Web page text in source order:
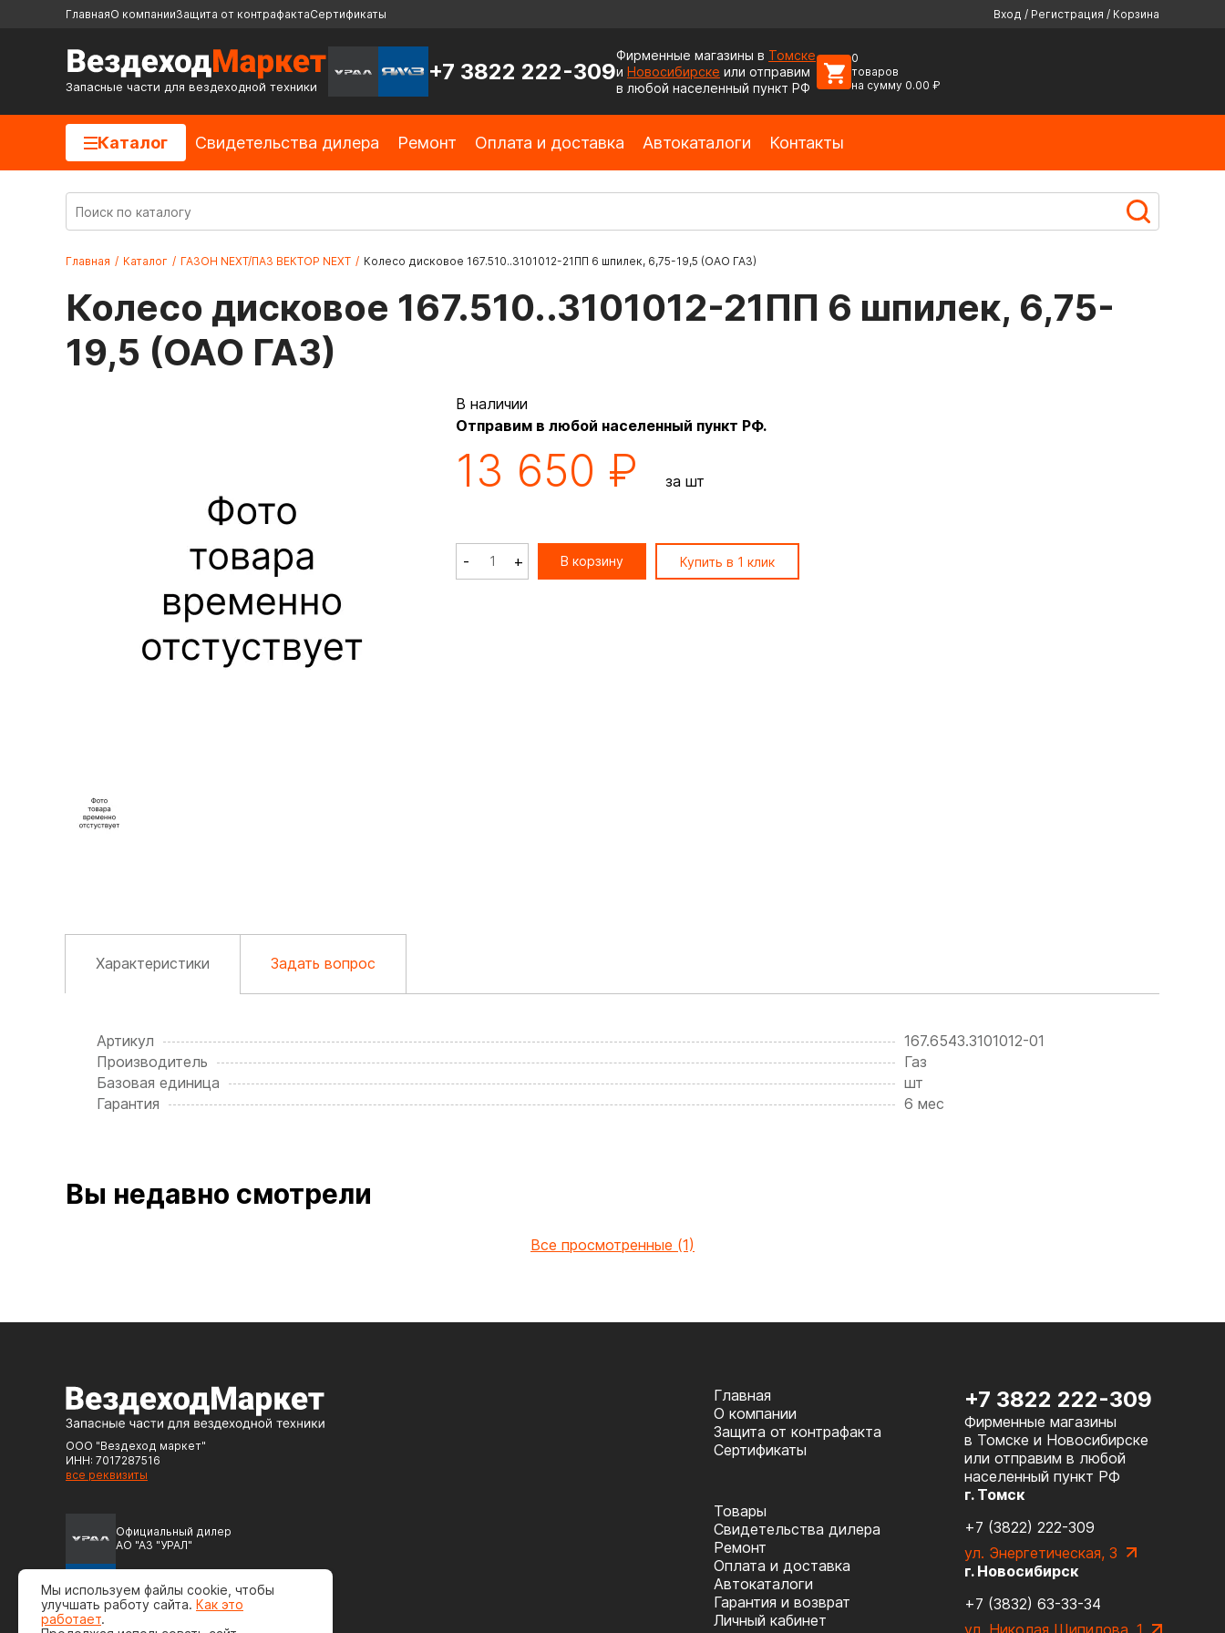
ГлавнаяО компанииЗащита от контрафактаСертификаты Вход / Регистрация / Корзина
Запасные части для вездеходной техники
+7 3822 222-309
Фирменные магазины в Томске
и Новосибирске или отправим
в любой населенный пункт РФ
0
товаров
на сумму 0.00 ₽
Каталог Cвидетельства дилера Ремонт Оплата и доставка Автокаталоги Контакты
Главная / Каталог / ГАЗОН NEXT/ПАЗ ВЕКТОР NEXT / Колесо дисковое 167.510..3101012-21ПП 6 шпилек, 6,75-19,5 (ОАО ГАЗ)
Колесо дисковое 167.510..3101012-21ПП 6 шпилек, 6,75-
19,5 (ОАО ГАЗ)
В наличии
Отправим в любой населенный пункт РФ.
13 650 ₽ за шт
- + В корзину Купить в 1 клик
Характеристики Задать вопрос
Артикул
167.6543.3101012-01
Производитель
Газ
Базовая единица
шт
Гарантия
6 мес
Вы недавно смотрели
Все просмотренные (1)
ООО "Вездеход маркет"
ИНН: 7017287516
все реквизиты
Официальный дилер
АО "АЗ "УРАЛ"
Официальный дилер
ПАО "Автодизель" (ЯМЗ)
Главная
О компании
Защита от контрафакта
Сертификаты
Товары
Cвидетельства дилера
Ремонт
Оплата и доставка
Автокаталоги
Гарантия и возврат
Личный кабинет
+7 3822 222-309
Фирменные магазины
в Томске и Новосибирске
или отправим в любой
населенный пункт РФ
г. Томск
+7 (3822) 222-309
ул. Энергетическая, 3
г. Новосибирск
+7 (3832) 63-33-34
ул. Николая Шипилова, 1
Мы используем файлы cookie, чтобы
улучшать работу сайта. Как это
работает.